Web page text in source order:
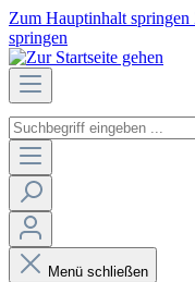
Zum Hauptinhalt springen
springen
Menü schließen